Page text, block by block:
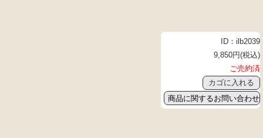
ID：ilb2039
9,850円(税込)
ご売約済
商品に関するお問い合わせ